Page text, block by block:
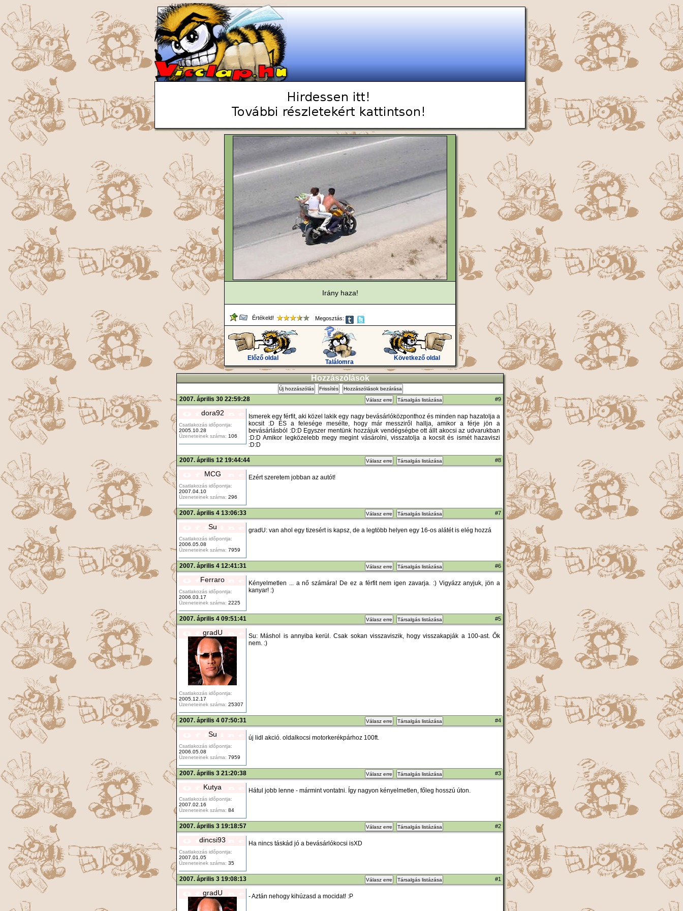
Irány haza!
Értékeld! Megosztás:
Előző oldal
Találomra
Következő oldal
Hozzászólások
Új hozzászólás Frissítés Hozzászólások bezárása
2007. április 30 22:59:28 Válasz erre Társalgás listázása #9
dora92
Csatlakozás időpontja:
2005.10.28
Üzeneteinek száma: 106
Ismerek egy férfit, aki közel lakik egy nagy bevásárlóközponthoz és minden nap hazatolja a
kocsit :D ÉS a felesége mesélte, hogy már messziről hallja, amikor a férje jön a
bevásárlásból :D:D Egyszer mentünk hozzájuk vendégségbe ott állt akocsi az udvarukban
:D:D Amikor legközelebb megy megint vásárolni, visszatolja a kocsit és ismét hazaviszi
:D:D
2007. április 12 19:44:44 Válasz erre Társalgás listázása #8
MCG
Csatlakozás időpontja:
2007.04.10
Üzeneteinek száma: 296
Ezért szeretem jobban az autót!
2007. április 4 13:06:33 Válasz erre Társalgás listázása #7
Su
Csatlakozás időpontja:
2006.05.08
Üzeneteinek száma: 7959
gradU: van ahol egy tizesért is kapsz, de a legtöbb helyen egy 16-os alátét is elég hozzá
2007. április 4 12:41:31 Válasz erre Társalgás listázása #6
Ferraro
Csatlakozás időpontja:
2006.03.17
Üzeneteinek száma: 2225
Kényelmetlen ... a nő számára! De ez a férfit nem igen zavarja. :) Vigyázz anyjuk, jön a
kanyar! :)
2007. április 4 09:51:41 Válasz erre Társalgás listázása #5
gradU
Csatlakozás időpontja:
2005.12.17
Üzeneteinek száma: 25307
Su: Máshol is annyiba kerül. Csak sokan visszaviszik, hogy visszakapják a 100-ast. Ők
nem. :)
2007. április 4 07:50:31 Válasz erre Társalgás listázása #4
Su
Csatlakozás időpontja:
2006.05.08
Üzeneteinek száma: 7959
új lidl akció. oldalkocsi motorkerékpárhoz 100ft.
2007. április 3 21:20:38 Válasz erre Társalgás listázása #3
Kutya
Csatlakozás időpontja:
2007.02.16
Üzeneteinek száma: 84
Hátul jobb lenne - mármint vontatni. Így nagyon kényelmetlen, főleg hosszú úton.
2007. április 3 19:18:57 Válasz erre Társalgás listázása #2
dincsi93
Csatlakozás időpontja:
2007.01.05
Üzeneteinek száma: 35
Ha nincs táskád jó a bevásárlókocsi isXD
2007. április 3 19:08:13 Válasz erre Társalgás listázása #1
gradU - Aztán nehogy kihúzasd a mocidat! :P